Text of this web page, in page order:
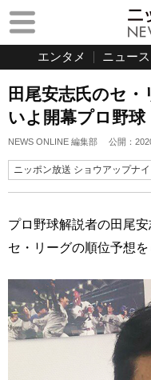
エンタメ ニュース
田尾安志氏のセ
いよ開幕プロ野球
NEWS ONLINE 編集部 公開：
ニッポン放送 ショウアップナ
プロ野球解説者の田尾
セ・リーグの順位予想を